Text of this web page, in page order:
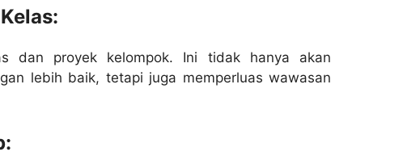
dan proyek kelompok. Ini tidak hanya akan
lebih baik, tetapi juga memperluas wawasan